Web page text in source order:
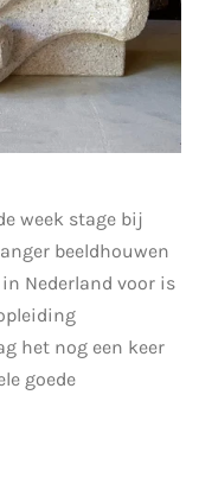
week stage bij
beeldhouwen
Nederland voor is
het nog een keer
goede